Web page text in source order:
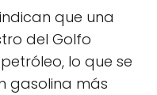
que una
del Golfo
lo que se
gasolina más